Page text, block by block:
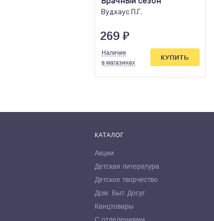
Вудхаус П.Г.
269 ₽
Наличие
в магазинах
КУПИТЬ
КАТАЛОГ
Акции
Детская литература
Детское творчество
Дом. Быт. Досуг.
Канцтовары